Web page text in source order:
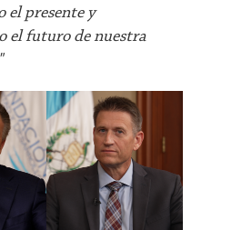
el presente y
el futuro de nuestra